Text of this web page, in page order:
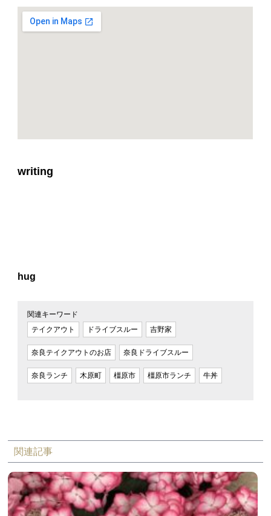
writing
hug
関連キーワード
テイクアウト
ドライブスルー 吉野家
奈良テイクアウトのお店 奈良ドライブスルー
奈良ランチ 木原町 橿原市 橿原市ランチ 牛丼
関連記事